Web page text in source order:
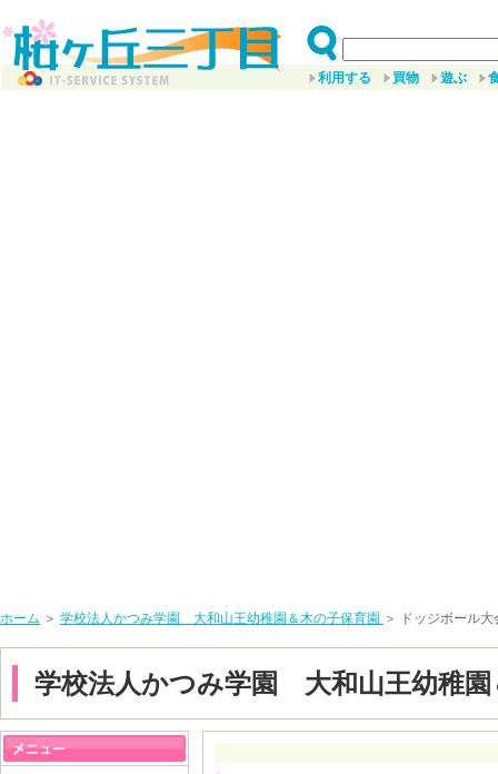
利用する 買物 遊ぶ
ホーム ＞ 学校法人かつみ学園 大和山王幼稚園＆木の子保育園 ＞ ドッジボール大
学校法人かつみ学園 大和山王幼稚園